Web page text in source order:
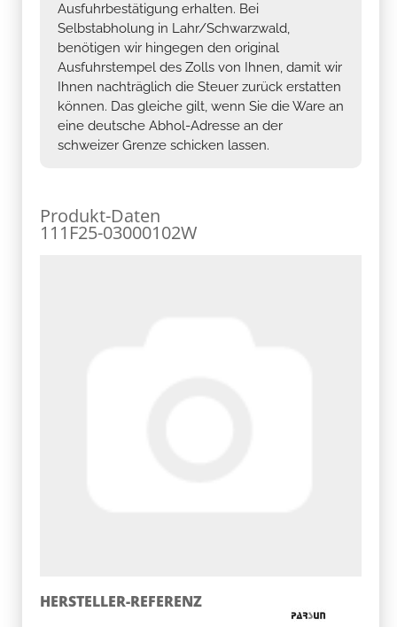
Ausfuhrbestätigung erhalten. Bei
Selbstabholung in Lahr/Schwarzwald,
benötigen wir hingegen den original
Ausfuhrstempel des Zolls von Ihnen, damit wir
Ihnen nachträglich die Steuer zurück erstatten
können. Das gleiche gilt, wenn Sie die Ware an
eine deutsche Abhol-Adresse an der
schweizer Grenze schicken lassen.
Produkt-Daten
111F25-03000102W
HERSTELLER-REFERENZ